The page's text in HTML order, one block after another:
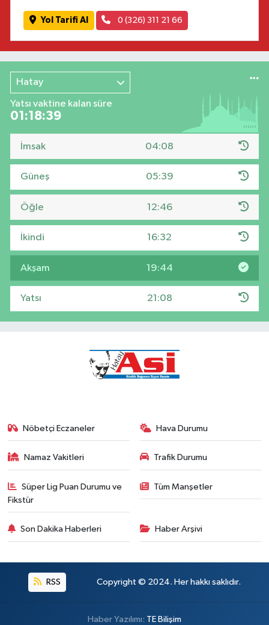
Yol Tarifi Al 0 (326) 311 21 66
Hatay
Yatsı vaktine kalan süre
01:18:39
İmsak 04:08
Güneş 05:39
Öğle 12:46
İkindi 16:32
Akşam 19:44
Yatsı 21:08
Nöbetçi Eczaneler Hava Durumu
Namaz Vakitleri Trafik Durumu
Süper Lig Puan Durumu ve
Fikstür
Tüm Manşetler
Son Dakika Haberleri Haber Arşivi
RSS Copyright © 2024. Her hakkı saklıdır.
Haber Yazılımı: TE Bilişim